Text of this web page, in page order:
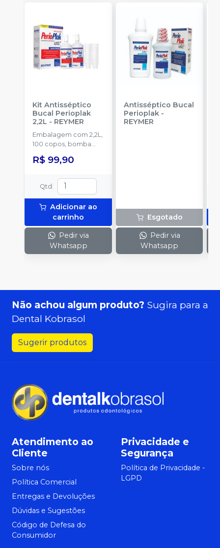
Kit Antisséptico
Bucal Perioplak
2,2L - REYMER
Embalagem com 2,2L,
100 copos, bomba
dosadora.
R$ 99,90
Qtd :
Adicionar ao
carrinho
Pedir via
Whatsapp
Antisséptico Bucal
Perioplak-
REYMER
Esgotado
Pedir via
Whatsapp
Não achou algum produto? Sugira para a
Dental Kobrasol
Sugerir produtos
Atendimento ao
Cliente
Sobre nós
Política Comercial
Entregas e Devoluções
Dúvidas e Sugestões
Código de Defesa do
Consumidor
Privacidade e
Segurança
Política de Privacidade -
LGPD